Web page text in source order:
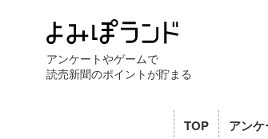
アンケートやゲームで
読売新聞のポイントが貯まる
TOP アン